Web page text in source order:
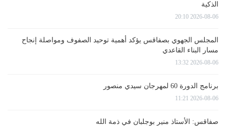
الذكية
2026-08-06 20:10
المجلس الجهوي بصفاقس يؤكد أهمية توحيد الصفوف ومواصلة إنجاح
مسار البناء القاعدي
2026-08-06 13:32
برنامج الدورة 60 لمهرجان سيدي منصور
2026-08-06 11:21
صفاقس: الأستاذ منير بوجلبان في ذمة الله